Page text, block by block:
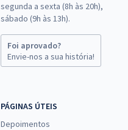
segunda a sexta (8h às 20h),
sábado (9h às 13h).
Foi aprovado?
Envie-nos a sua história!
PÁGINAS ÚTEIS
Depoimentos